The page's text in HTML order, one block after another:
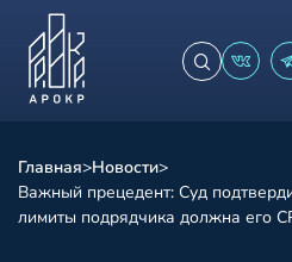
Главная>Новости>
Важный прецедент: Суд
лимиты подрядчика должна его